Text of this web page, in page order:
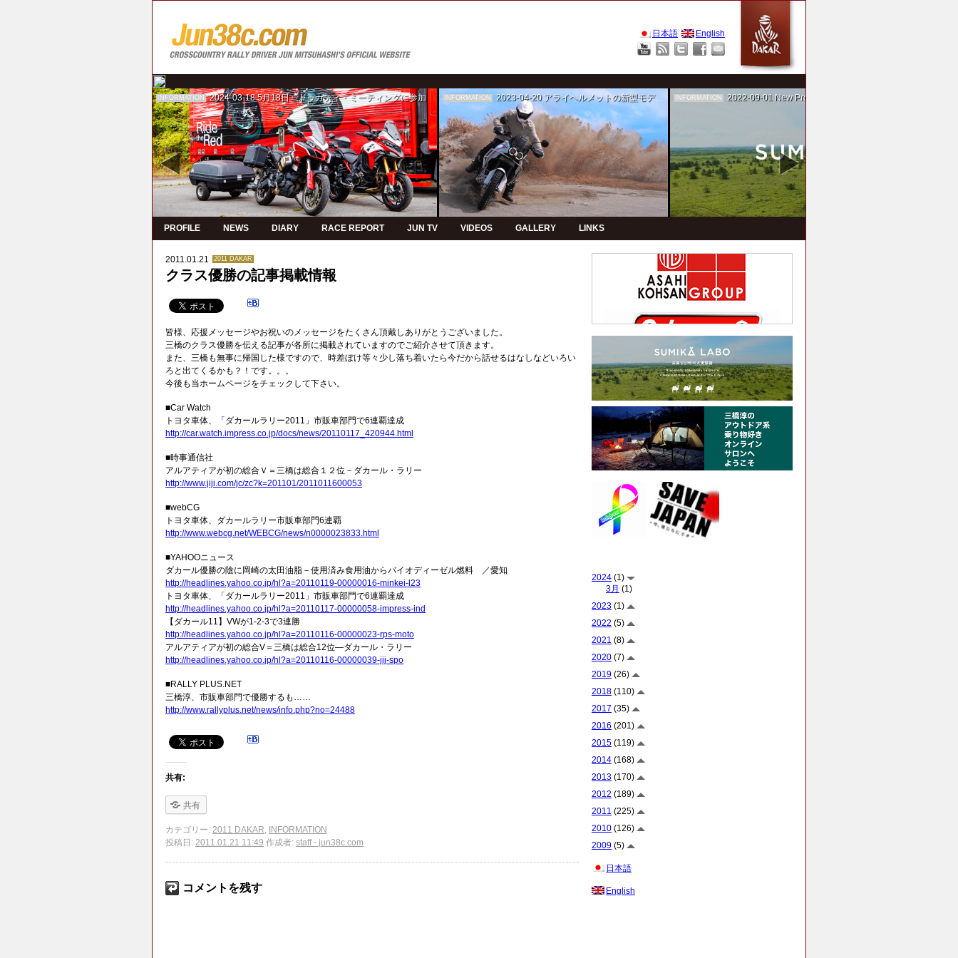
日本語 English
INFORMATION 2024-03-18 5月18日 ドゥカティ・ミーティングに参加 INFORMATION 2023-04-20 アライヘルメットの新型モデルPVの制作を担当 INFORMATION 2022-09-01 New Project！ 未来SUMIKA実験箱
PROFILE NEWS DIARY RACE REPORT JUN TV VIDEOS GALLERY LINKS
2011.01.21 2011 DAKAR
クラス優勝の記事掲載情報
皆様、応援メッセージやお祝いのメッセージをたくさん頂戴しありがとうございました。
三橋のクラス優勝を伝える記事が各所に掲載されていますのでご紹介させて頂きます。
また、三橋も無事に帰国した様ですので、時差ぼけ等々少し落ち着いたら今だから話せるはなしなどいろい
ろと出てくるかも？！です。。。
今後も当ホームページをチェックして下さい。
■Car Watch
トヨタ車体、「ダカールラリー2011」市販車部門で6連覇達成
http://car.watch.impress.co.jp/docs/news/20110117_420944.html
■時事通信社
アルアティアが初の総合Ｖ＝三橋は総合１２位－ダカール・ラリー
http://www.jiji.com/jc/zc?k=201101/2011011600053
■webCG
トヨタ車体、ダカールラリー市販車部門6連覇
http://www.webcg.net/WEBCG/news/n0000023833.html
■YAHOOニュース
ダカール優勝の陰に岡崎の太田油脂－使用済み食用油からバイオディーゼル燃料 ／愛知
http://headlines.yahoo.co.jp/hl?a=20110119-00000016-minkei-l23
トヨタ車体、「ダカールラリー2011」市販車部門で6連覇達成
http://headlines.yahoo.co.jp/hl?a=20110117-00000058-impress-ind
【ダカール11】VWが1-2-3で3連勝
http://headlines.yahoo.co.jp/hl?a=20110116-00000023-rps-moto
アルアティアが初の総合V＝三橋は総合12位―ダカール・ラリー
http://headlines.yahoo.co.jp/hl?a=20110116-00000039-jij-spo
■RALLY PLUS.NET
三橋淳、市販車部門で優勝するも……
http://www.rallyplus.net/news/info.php?no=24488
共有:
共有
カテゴリー: 2011 DAKAR, INFORMATION
投稿日: 2011.01.21 11:49 作成者: staff - jun38c.com
コメントを残す
2024 (1)
3月 (1)
2023 (1)
2022 (5)
2021 (8)
2020 (7)
2019 (26)
2018 (110)
2017 (35)
2016 (201)
2015 (119)
2014 (168)
2013 (170)
2012 (189)
2011 (225)
2010 (126)
2009 (5)
日本語
English